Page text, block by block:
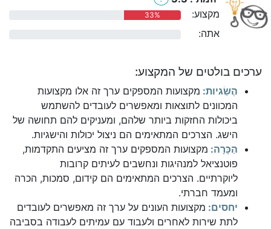
מקצוע: 33%
אתה:
ערכים בולטים של המקצוע:
הֶשֵׂגיות: מקצועות המספקים ערך זה אלו מקצועות
המכוונים לתוצאות ומאפשרים לעובדים להשתמש
ביכולות החזקות ביותר שלהם, ומעניקים להם תחושה של
הישג. הצרכים המתאימים הם ניצול יכולות והישגיות.
הַכָּרָה: מקצועות המספקים ערך זה מציעים התקדמות,
פוטנציאל למנהיגות ונחשבים לעיתים קרובות
ליוקרתיים. הצרכים המתאימים הם קידום, סמכות, הכרה
ומעמד חברתי.
יחסים: מקצועות העונים על ערך זה מאפשרים לעובדים
לתת שירות לאחרים ולעבוד עם עמיתים לעבודה בסביבה